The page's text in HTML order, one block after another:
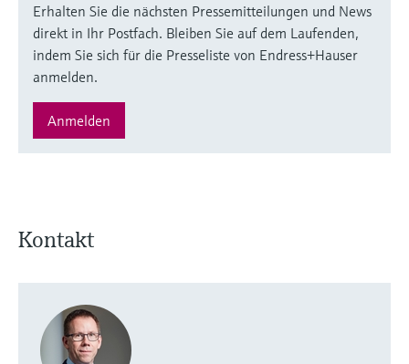
Erhalten Sie die nächsten Pressemitteilungen und News
direkt in Ihr Postfach. Bleiben Sie auf dem Laufenden,
indem Sie sich für die Presseliste von Endress+Hauser
anmelden.
Anmelden
Kontakt